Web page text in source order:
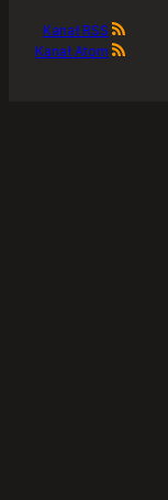
Kanał RSS
Kanał Atom